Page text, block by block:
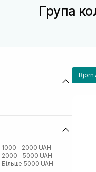
Група
1000 – 2000 UAH
2000 – 5000 UAH
Більше 5000 UAH
Bjorn